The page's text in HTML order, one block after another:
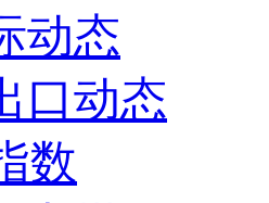
动态
口动态
数